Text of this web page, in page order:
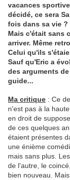
vacances
décidé, ce sera
fois dans sa vie ?
Mais c'était sans
arriver. Même
Celui qu'ils
Sauf qu'Eric a
des arguments
guide...
Ma critique : Ce
n'est pas à la
en droit de
de ces quelques
étaient présentes
une énième
mais sans plus.
de l'autre, le
bien nouveau.